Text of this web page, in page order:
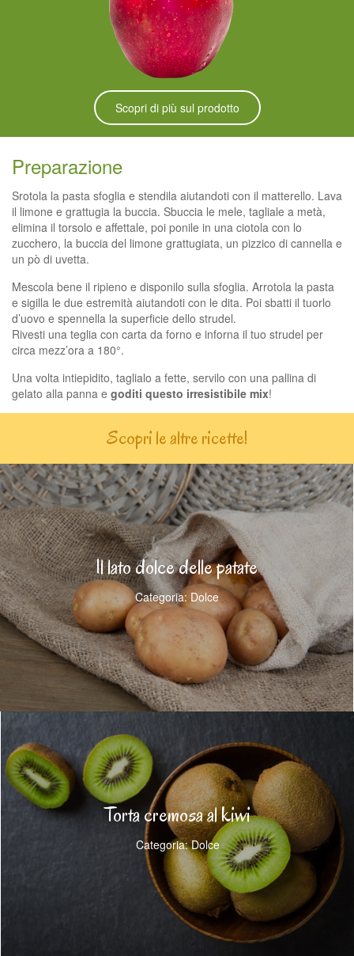
Scopri di più sul prodotto
Preparazione
Srotola la pasta sfoglia e stendila aiutandoti con il matterello. Lava
il limone e grattugia la buccia. Sbuccia le mele, tagliale a metà,
elimina il torsolo e affettale, poi ponile in una ciotola con lo
zucchero, la buccia del limone grattugiata, un pizzico di cannella e
un pò di uvetta.
Mescola bene il ripieno e disponilo sulla sfoglia. Arrotola la pasta
e sigilla le due estremità aiutandoti con le dita. Poi sbatti il tuorlo
d’uovo e spennella la superficie dello strudel.
Rivesti una teglia con carta da forno e inforna il tuo strudel per
circa mezz’ora a 180°.
Una volta intiepidito, taglialo a fette, servilo con una pallina di
gelato alla panna e goditi questo irresistibile mix!
Scopri le altre ricette!
Il lato dolce delle patate
Categoria: Dolce
Torta cremosa al kiwi
Categoria: Dolce